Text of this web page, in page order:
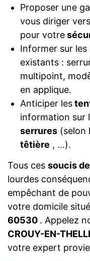
Proposer une
vous diriger
pour votre
Informer sur
existants :
multipoint,
en applique.
Anticiper les
information sur
serrures(selon
têtière , …).
Tous ces soucis
lourdes
empêchant de
votre domicile
60530 . Appelez
CROUY-EN-
votre expert